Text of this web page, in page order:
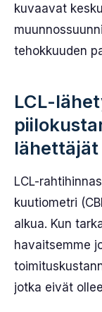
kuvaavat
tehokkuuden
LCL-
LCL-
kuutiometri
alkua. Kun
havaitsemme
jotka eivät